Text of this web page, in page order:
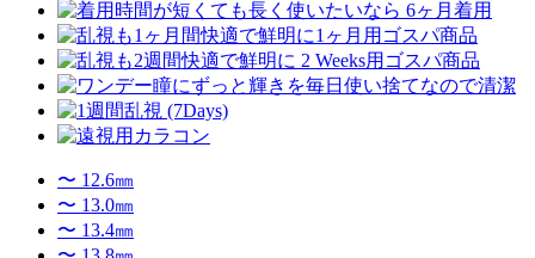
〜 12.6㎜
〜 13.0㎜
〜 13.4㎜